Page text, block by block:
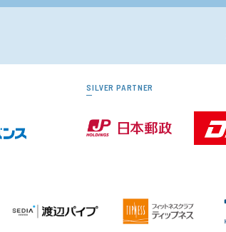
SILVER PARTNER